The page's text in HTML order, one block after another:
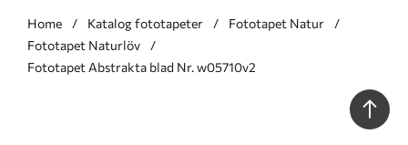
Home Katalog fototapeter
Fototapet Natur
Fototapet Naturlöv
Fototapet Abstrakta blad Nr. w05710v2